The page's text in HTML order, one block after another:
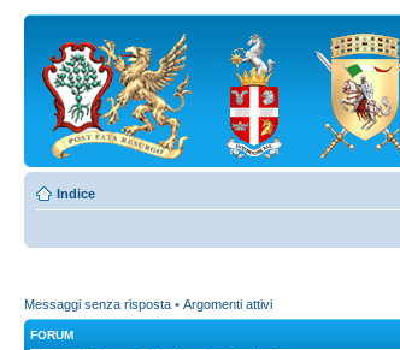
Indice
Messaggi senza risposta • Argomenti attivi
FORUM